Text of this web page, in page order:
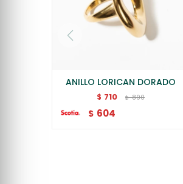
ANILLO LORICAN DORADO
$ 710 $ 890
$ 604